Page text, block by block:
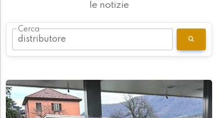
le notizie
Cerca